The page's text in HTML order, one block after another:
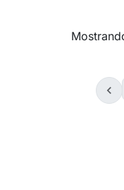
